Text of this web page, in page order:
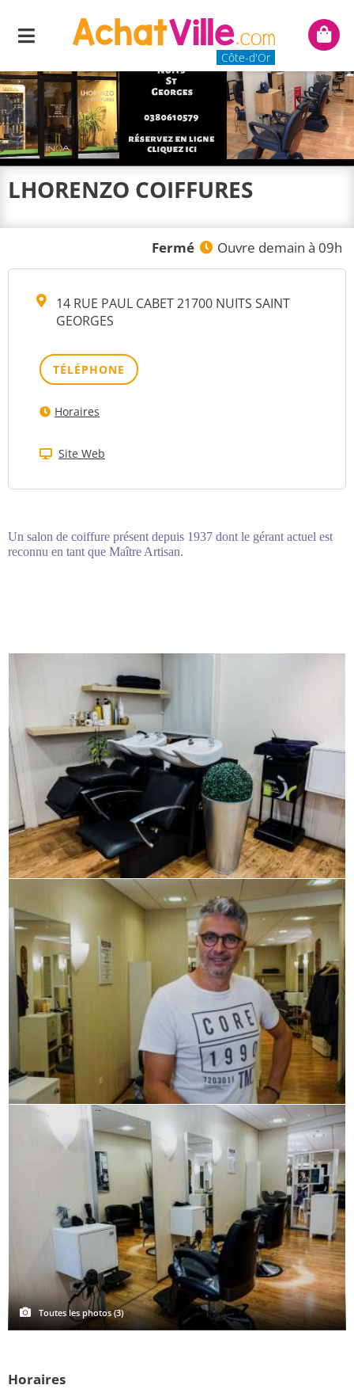
Menu
Côte-d'Or
Mon
LHORENZO COIFFURES
Fermé Ouvre demain à 09h
14 RUE PAUL CABET 21700 NUITS SAINT
GEORGES
TÉLÉPHONE
Horaires
Site Web
Un salon de coiffure présent depuis 1937 dont le gérant actuel est
reconnu en tant que Maître Artisan.
Toutes les photos (3)
Horaires